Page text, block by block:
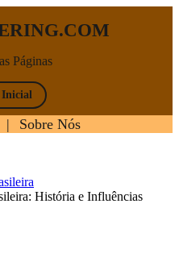
Páginas
Inicial
| Sobre Nós
História e Influências